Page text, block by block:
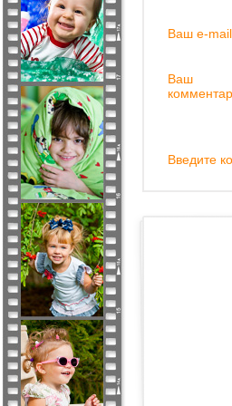
Ваш e-
Ваш
Введите